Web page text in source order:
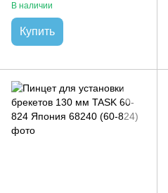
В наличии
Купить